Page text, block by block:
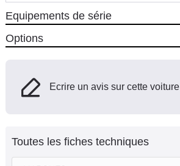
Equipements de série
Options
Ecrire un avis sur cette voiture
Toutes les fiches techniques